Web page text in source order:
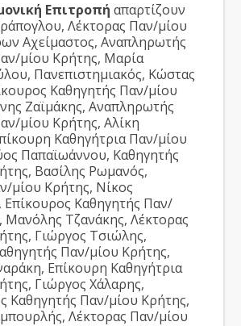
Επιτροπή απαρτίζουν
Λέκτορας Παν/μίου
Αχείμαστος, Αναπληρωτής
μίου Κρήτης, Μαρία
Πανεπιστημιακός, Κώστας
Καθηγητής Παν/μίου
Ζαϊμάκης, Αναπληρωτής
μίου Κρήτης, Αλίκη
Καθηγήτρια Παν/μίου
Παπαϊωάννου, Καθηγητής
Βασίλης Ρωμανός,
μίου Κρήτης, Νίκος
Επίκουρος Καθηγητής Παν/
Μανόλης Τζανάκης, Λέκτορας
Γιώργος Τσιώλης,
Παν/μίου Κρήτης,
Επίκουρη Καθηγήτρια
Γιώργος Χάλαρης,
Καθηγητής Παν/μίου Κρήτης,
Λέκτορας Παν/μίου